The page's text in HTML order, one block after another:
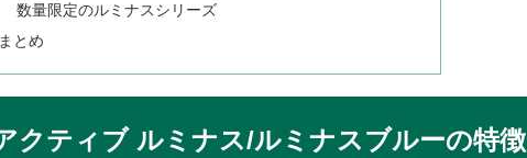
数量限定のルミナスシリーズ
まとめ
クティブ ルミナス/ルミナスブルーの特徴